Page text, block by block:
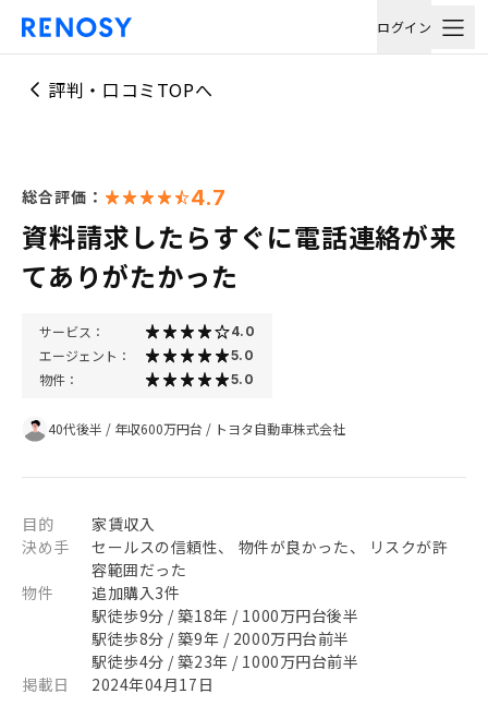
ログイン
評判・口コミTOPへ
総合評価： 4.7
資料請求したらすぐに電話連絡が来
てありがたかった
サービス： 4.0
エージェント： 5.0
物件： 5.0
40代後半 / 年収600万円台 / トヨタ自動車株式会社
目的
家賃収入
決め手
セールスの信頼性、 物件が良かった、 リスクが許
容範囲だった
物件
追加購入3件
駅徒歩9分 / 築18年 / 1000万円台後半
駅徒歩8分 / 築9年 / 2000万円台前半
駅徒歩4分 / 築23年 / 1000万円台前半
掲載日
2024年04月17日